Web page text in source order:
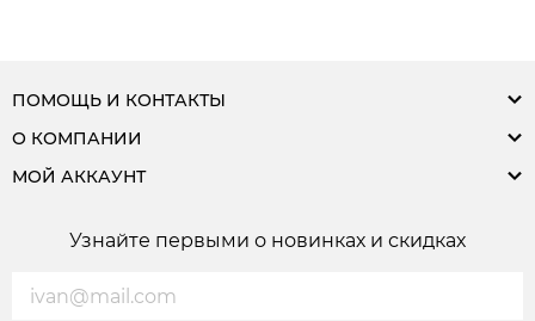
ПОМОЩЬ И КОНТАКТЫ
О КОМПАНИИ
МОЙ АККАУНТ
Узнайте первыми о новинках и скидках